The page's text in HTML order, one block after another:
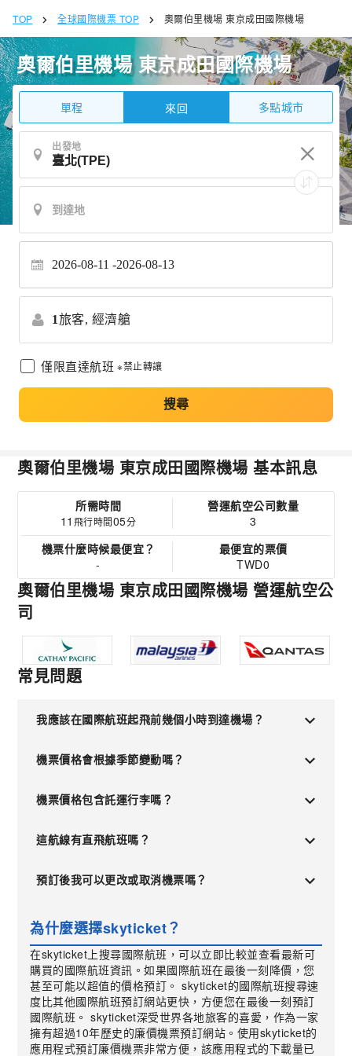
TOP 全球國際機票 TOP 奧爾伯里機場 東京成田國際機場
奧爾伯里機場 東京成田國際機場
單程 來回 多點城市
出發地
2026-08-11 2026-08-13
1旅客, 經濟艙
僅限直達航班 ※禁止轉讓
搜尋
奧爾伯里機場 東京成田國際機場 基本訊息
所需時間
11 飛行時間05分
營運航空公司數量
3
機票什麼時候最便宜？
-
最便宜的票價
TWD0
奧爾伯里機場 東京成田國際機場 營運航空公
司
常見問題
我應該在國際航班起飛前幾個小時到達機場？
機票價格會根據季節變動嗎？
機票價格包含託運行李嗎？
這航線有直飛航班嗎？
預訂後我可以更改或取消機票嗎？
為什麼選擇skyticket？
在skyticket上搜尋國際航班，可以立即比較並查看最新可
購買的國際航班資訊。如果國際航班在最後一刻降價，您
甚至可能以超值的價格預訂。 skyticket的國際航班搜尋速
度比其他國際航班預訂網站更快，方便您在最後一刻預訂
國際航班。 skyticket深受世界各地旅客的喜愛，作為一家
擁有超過10年歷史的廉價機票預訂網站。使用skyticket的
應用程式預訂廉價機票非常方便，該應用程式的下載量已